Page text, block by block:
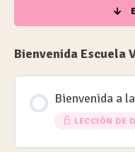
Bienvenida Escuela
Bienvenida a
LECCIÓN DE